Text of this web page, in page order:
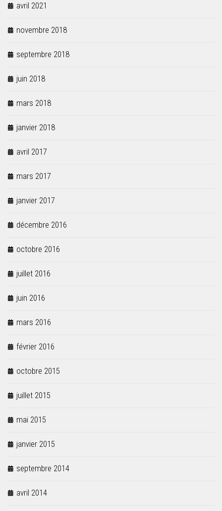
avril 2021
novembre 2018
septembre 2018
juin 2018
mars 2018
janvier 2018
avril 2017
mars 2017
janvier 2017
décembre 2016
octobre 2016
juillet 2016
juin 2016
mars 2016
février 2016
octobre 2015
juillet 2015
mai 2015
janvier 2015
septembre 2014
avril 2014